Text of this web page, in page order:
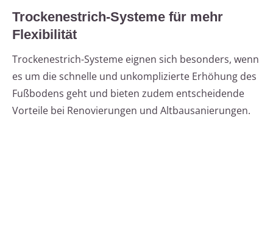
Trockenestrich-Systeme für mehr
Flexibilität
Trockenestrich-Systeme eignen sich besonders, wenn
es um die schnelle und unkomplizierte Erhöhung des
Fußbodens geht und bieten zudem entscheidende
Vorteile bei Renovierungen und Altbausanierungen.